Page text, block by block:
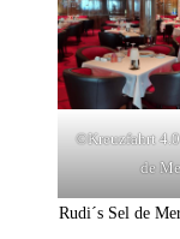
©Kreuzfahrt
de
Rudi´s Sel de